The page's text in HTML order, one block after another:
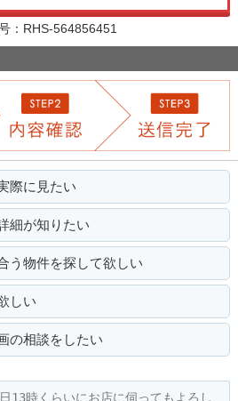
：RHS-564856451
際に見たい
細が知りたい
う物件を探して欲しい
しい
の相談をしたい